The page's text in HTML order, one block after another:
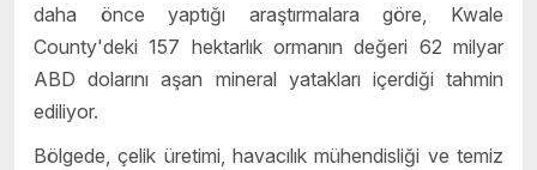
daha önce yaptığı araştırmalara göre, Kwale
County'deki 157 hektarlık ormanın değeri 62 milyar
ABD dolarını aşan mineral yatakları içerdiği tahmin
ediliyor.
Bölgede, çelik üretimi, havacılık mühendisliği ve temiz